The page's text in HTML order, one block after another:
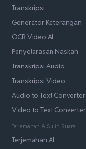
Transkripsi
Generator Keterangan
OCR Video AI
Penyelarasan Naskah
Transkripsi Audio
Transkripsi Video
Audio to Text Converter
Video to Text Converter
Terjemahan & Sulih Suara
Terjemahan AI